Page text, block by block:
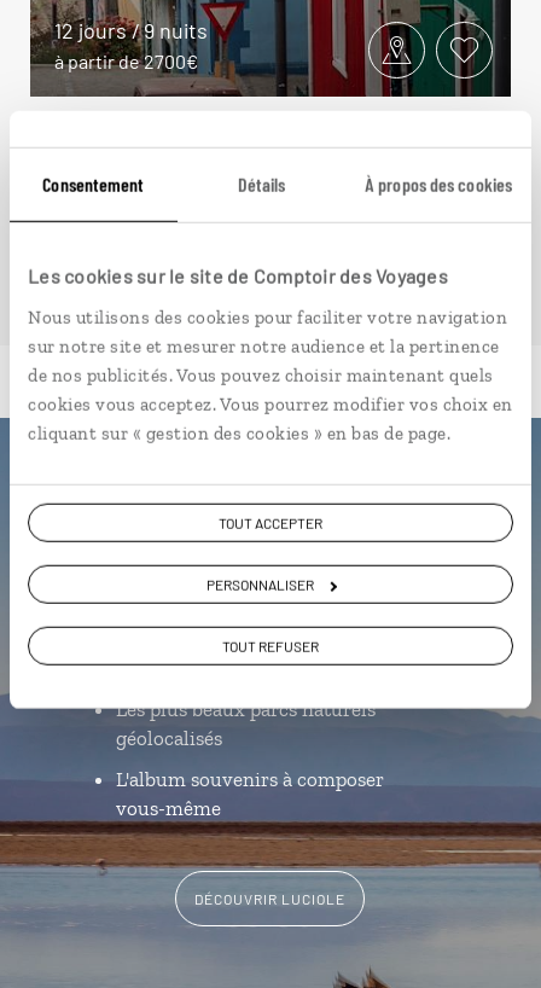
Consentement Détails À propos des cookies
Les cookies sur le site de Comptoir des Voyages
Nous utilisons des cookies pour faciliter votre navigation
sur notre site et mesurer notre audience et la pertinence
de nos publicités. Vous pouvez choisir maintenant quels
cookies vous acceptez. Vous pourrez modifier vos choix en
cliquant sur « gestion des cookies » en bas de page.
TOUT ACCEPTER
PERSONNALISER
TOUT REFUSER
12 jours / 9 nuits
à partir de 2700€
VOIR NOS 12 IDÉES DE VOYAGE AU CHILI
Luciole,
l'appli qui vous guide au Chili
L’itinéraire vers votre lodge en 1
clic
Notre sélection de vignobles
Les plus beaux parcs naturels
géolocalisés
L'album souvenirs à composer
vous-même
DÉCOUVRIR LUCIOLE